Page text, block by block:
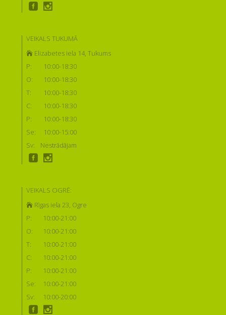
VEIKALS TUKUMĀ
Elizabetes iela 14, Tukums
P:
10:00-18:30
O:
10:00-18:30
T:
10:00-18:30
C:
10:00-18:30
P:
10:00-18:30
Se:
10:00-15:00
Sv:
Nestrādājam
VEIKALS OGRĒ:
Rīgas iela 23, Ogre
P:
10:00-21:00
O:
10:00-21:00
T:
10:00-21:00
C:
10:00-21:00
P:
10:00-21:00
Se:
10:00-21:00
Sv:
10:00-20:00